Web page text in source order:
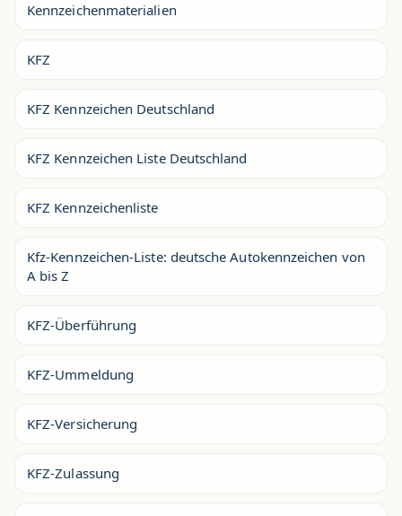
Kennzeichenmaterialien
KFZ
KFZ Kennzeichen Deutschland
KFZ Kennzeichen Liste Deutschland
KFZ Kennzeichenliste
Kfz-Kennzeichen-Liste: deutsche Autokennzeichen von
A bis Z
KFZ-Überführung
KFZ-Ummeldung
KFZ-Versicherung
KFZ-Zulassung